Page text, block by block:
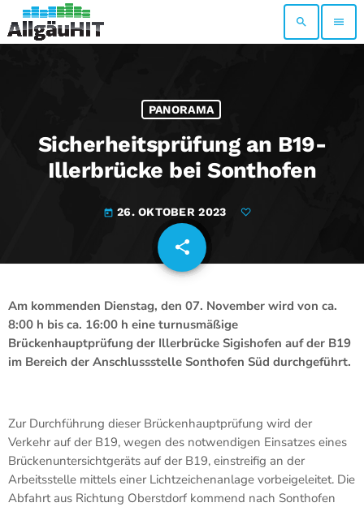
search menu
PANORAMA
Sicherheitsprüfung an B19-
Illerbrücke bei Sonthofen
today 26. OKTOBER 2023
share
email
Am kommenden Dienstag, den 07. November wird von ca.
8:00 h bis ca. 16:00 h eine turnusmäßige
Brückenhauptprüfung der Illerbrücke Sigishofen auf der B19
im Bereich der Anschlussstelle Sonthofen Süd durchgeführt.
Zur Durchführung dieser Brückenhauptprüfung wird der
Verkehr auf der B19, wegen des notwendigen Einsatzes eines
Brückenuntersichtgeräts auf der B19, einstreifig an der
Arbeitsstelle mittels einer Lichtzeichenanlage vorbeigeleitet. Die
Abfahrt aus Richtung Oberstdorf kommend nach Sonthofen